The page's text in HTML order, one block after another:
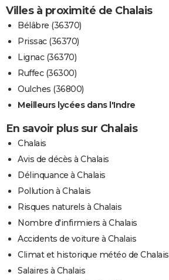
Villes à proximité de Chalais
Bélâbre (36370)
Prissac (36370)
Lignac (36370)
Ruffec (36300)
Oulches (36800)
Meilleurs lycées dans l'Indre
En savoir plus sur Chalais
Chalais
Avis de décès à Chalais
Délinquance à Chalais
Pollution à Chalais
Risques naturels à Chalais
Nombre d'infirmiers à Chalais
Accidents de voiture à Chalais
Climat et historique météo de Chalais
Salaires à Chalais